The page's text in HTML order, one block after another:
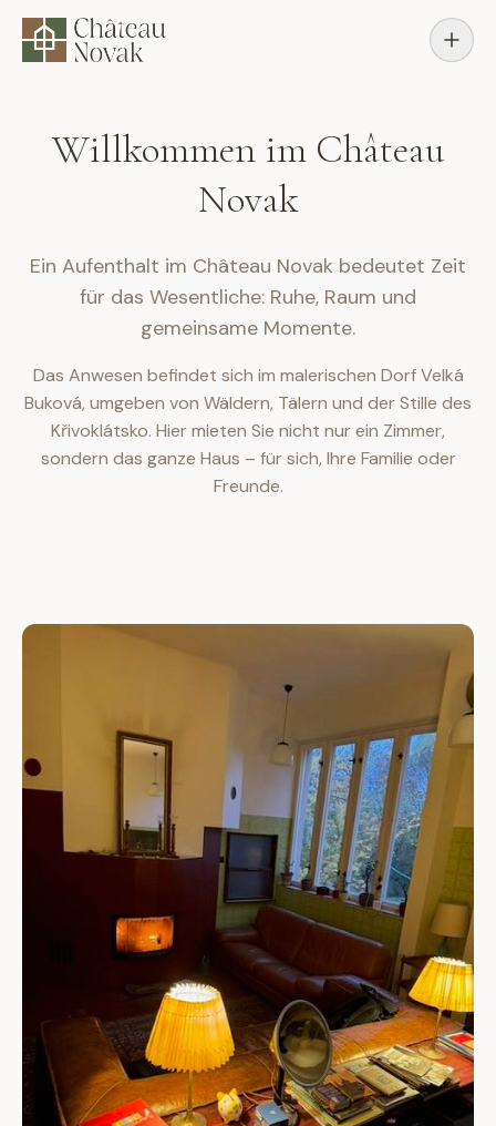
Willkommen im Château
Novak
Ein Aufenthalt im Château Novak bedeutet Zeit
für das Wesentliche: Ruhe, Raum und
gemeinsame Momente.
Das Anwesen befindet sich im malerischen Dorf Velká
Buková, umgeben von Wäldern, Tälern und der Stille des
Křivoklátsko. Hier mieten Sie nicht nur ein Zimmer,
sondern das ganze Haus – für sich, Ihre Familie oder
Freunde.